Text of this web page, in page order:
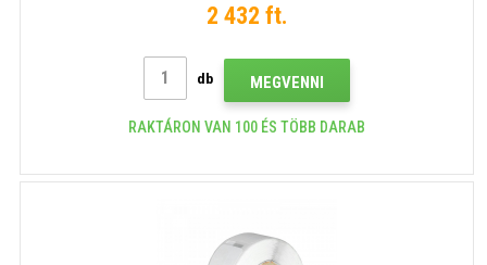
2 432 ft.
db MEGVENNI
RAKTÁRON VAN 100 ÉS TÖBB DARAB